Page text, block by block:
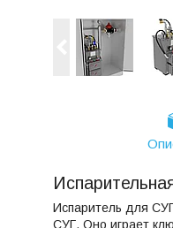
Испаритель для
СУГ. Оно играет